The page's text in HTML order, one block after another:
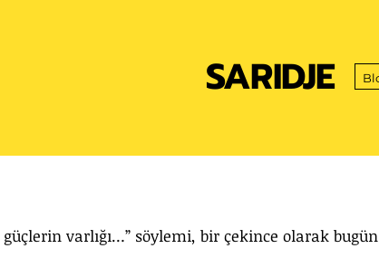
SARIDJE
varlığı…” söylemi, bir çekince olarak bugün